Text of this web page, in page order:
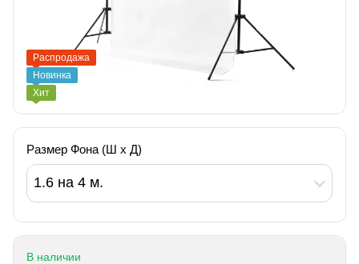
Распродажа
Новинка
Хит
Размер Фона (Ш х Д)
1.6 на 4 м.
В наличии